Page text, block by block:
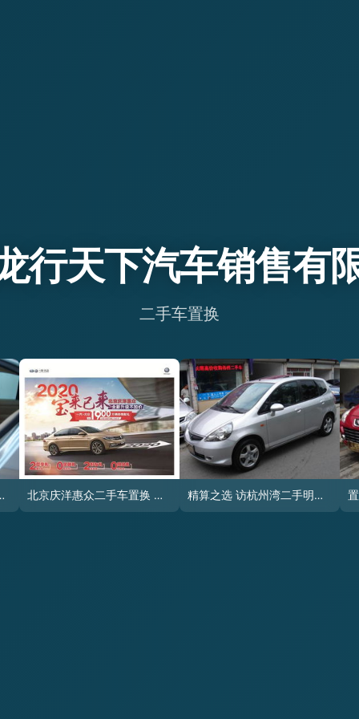
行天下汽车销售有
二手车置换
品二手车置换公司 北京庆洋惠众二手车置换 一站式服务，轻松换新车 精算之选 访杭州湾二手明星——家用飞度1.5 CVT的故事